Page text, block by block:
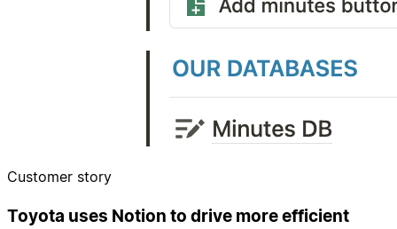
Customer story
Toyota uses Notion to drive more efficient